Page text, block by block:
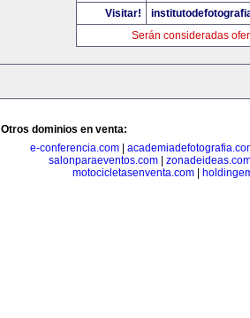
Visitar!
Serán consideradas
Otros dominios en venta:
e-conferencia.com
salonparaeventos.com
motocicletasenventa.com|